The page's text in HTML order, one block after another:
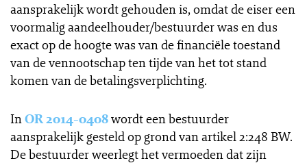
aansprakelijk wordt gehouden is, omdat de eiser een
voormalig aandeelhouder/bestuurder was en dus
exact op de hoogte was van de financiële toestand
van de vennootschap ten tijde van het tot stand
komen van de betalingsverplichting.
InOR 2014-0408wordt een bestuurder
aansprakelijk gesteld op grond van artikel 2:248 BW.
De bestuurder weerlegt het vermoeden dat zijn